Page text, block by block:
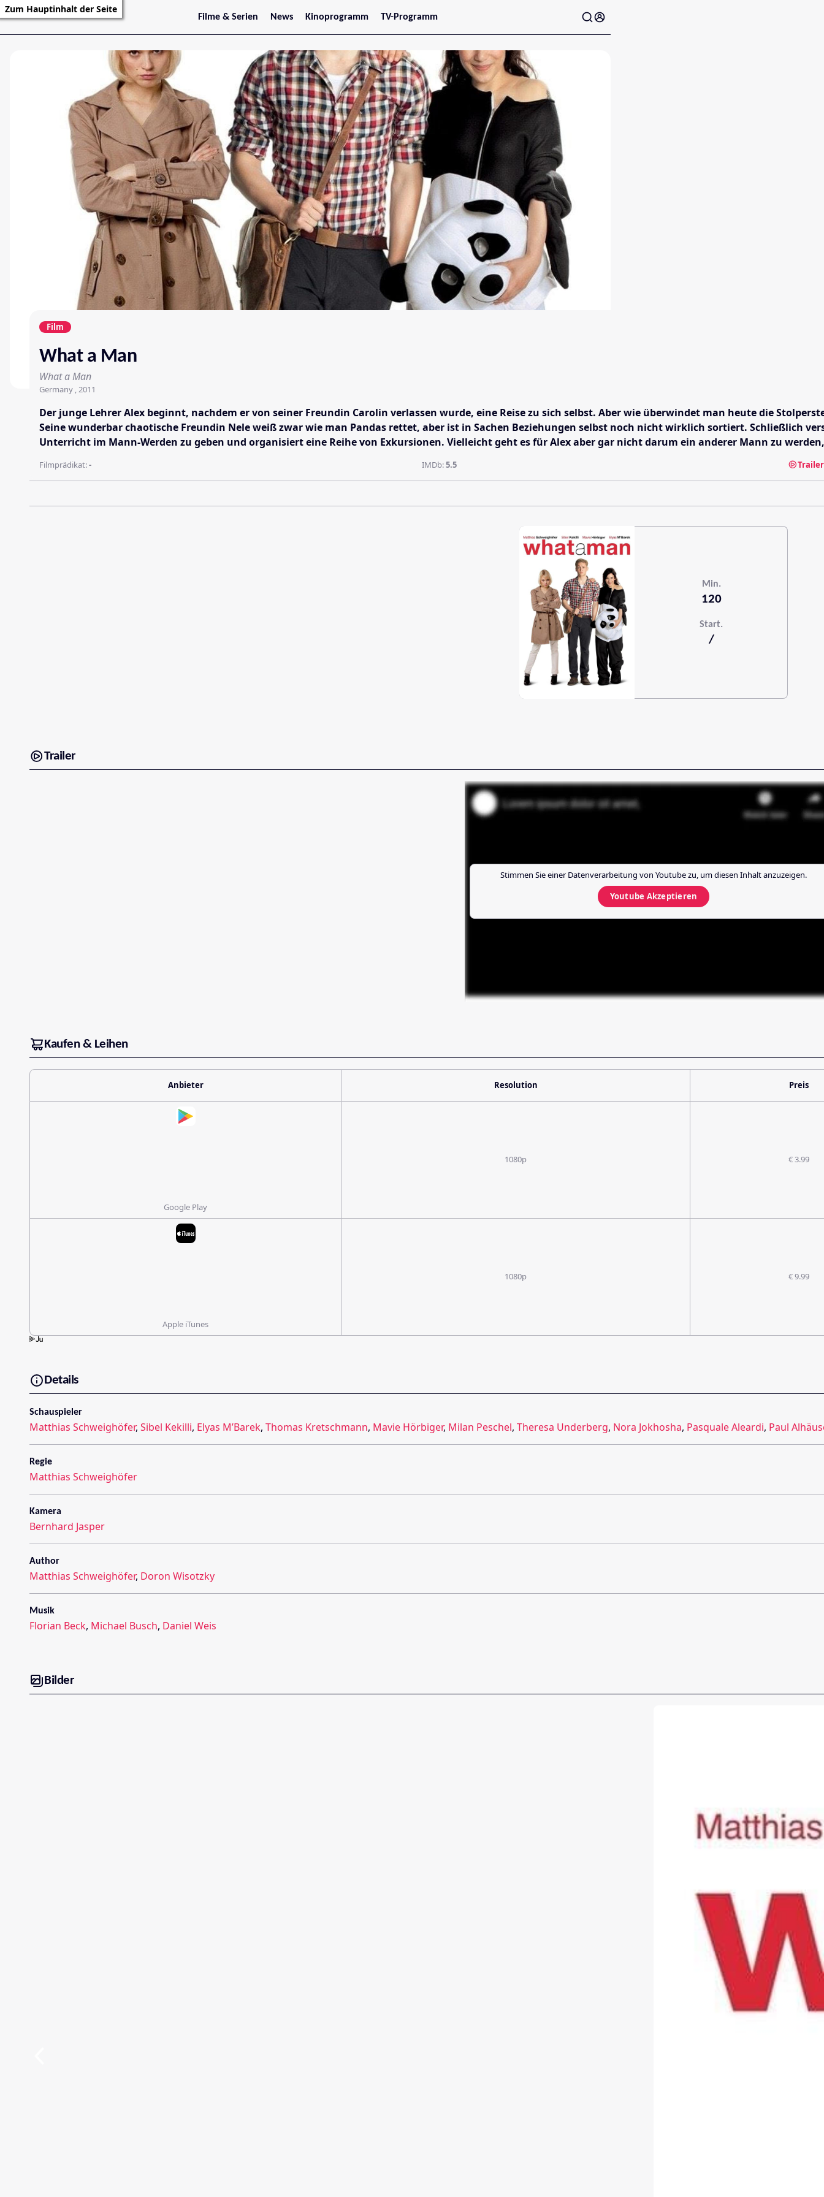
Zum Hauptinhalt der Seite
Filme & Serien
Trailer
Serienarchiv
News
Stars
Kinoprogramm
Jetzt im Kino
Wien
Niederösterreich
Oberösterreich
Steiermark
Burgenland
Kärnten
Salzburg
Tirol
Vorarlberg
TV-Programm
Film
What a Man
What a Man
Germany , 2011
Der junge Lehrer Alex beginnt, nachdem er von seiner Freundin Carolin verlassen wurde, eine Reise zu sich selbst. Aber wie überwindet man heute die
Seine wunderbar chaotische Freundin Nele weiß zwar wie man Pandas rettet, aber ist in Sachen Beziehungen selbst noch nicht wirklich sortiert. Schließlich
Unterricht im Mann-Werden zu geben und organisiert eine Reihe von Exkursionen. Vielleicht geht es für Alex aber gar nicht darum ein anderer Mann zu
Filmprädikat:- IMDb:5.5
Min.
120
Start.
/
Trailer
Stimmen Sie einer Datenverarbeitung von Youtubezu, um diesen Inhalt anzuzeigen.
Youtube Akzeptieren
Kaufen & Leihen
Anbieter Resolution Preis
Google Play
1080p € 3.99
Apple iTunes
1080p € 9.99
Details
Schauspieler
Matthias Schweighöfer, Sibel Kekilli, Elyas M’Barek, Thomas Kretschmann, Mavie Hörbiger, Milan Peschel, Theresa Underberg, Nora Jokhosha, Pasquale Aleardi, Paul
Regie
Matthias Schweighöfer
Kamera
Bernhard Jasper
Author
Matthias Schweighöfer, Doron Wisotzky
Musik
Florian Beck, Michael Busch, Daniel Weis
Bilder